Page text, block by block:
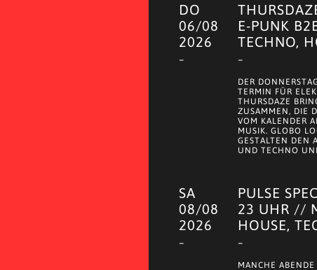
DO
06/08
2026
–
E-PUNK
TECHNO,
–
DER
TERMIN FÜR
THURSDAZE
ZUSAMMEN, DIE
VOM KALENDER
MUSIK. GLOBO
GESTALTEN DEN
UND TECHNO
SA
08/08
2026
–
PULSE
23 UHR //
HOUSE,
–
MANCHE